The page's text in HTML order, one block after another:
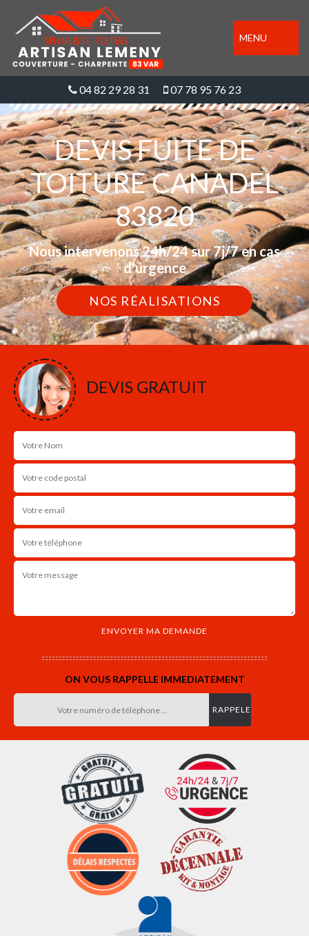
MENU
04 82 29 28 31 07 78 95 76 23
DEVIS FUITE DE
TOITURE CANADEL
83820
Nous intervenons 24h/24 sur 7j/7 en cas
d'urgence
NOS RÉALISATIONS
DEVIS GRATUIT
ON VOUS RAPPELLE IMMEDIATEMENT